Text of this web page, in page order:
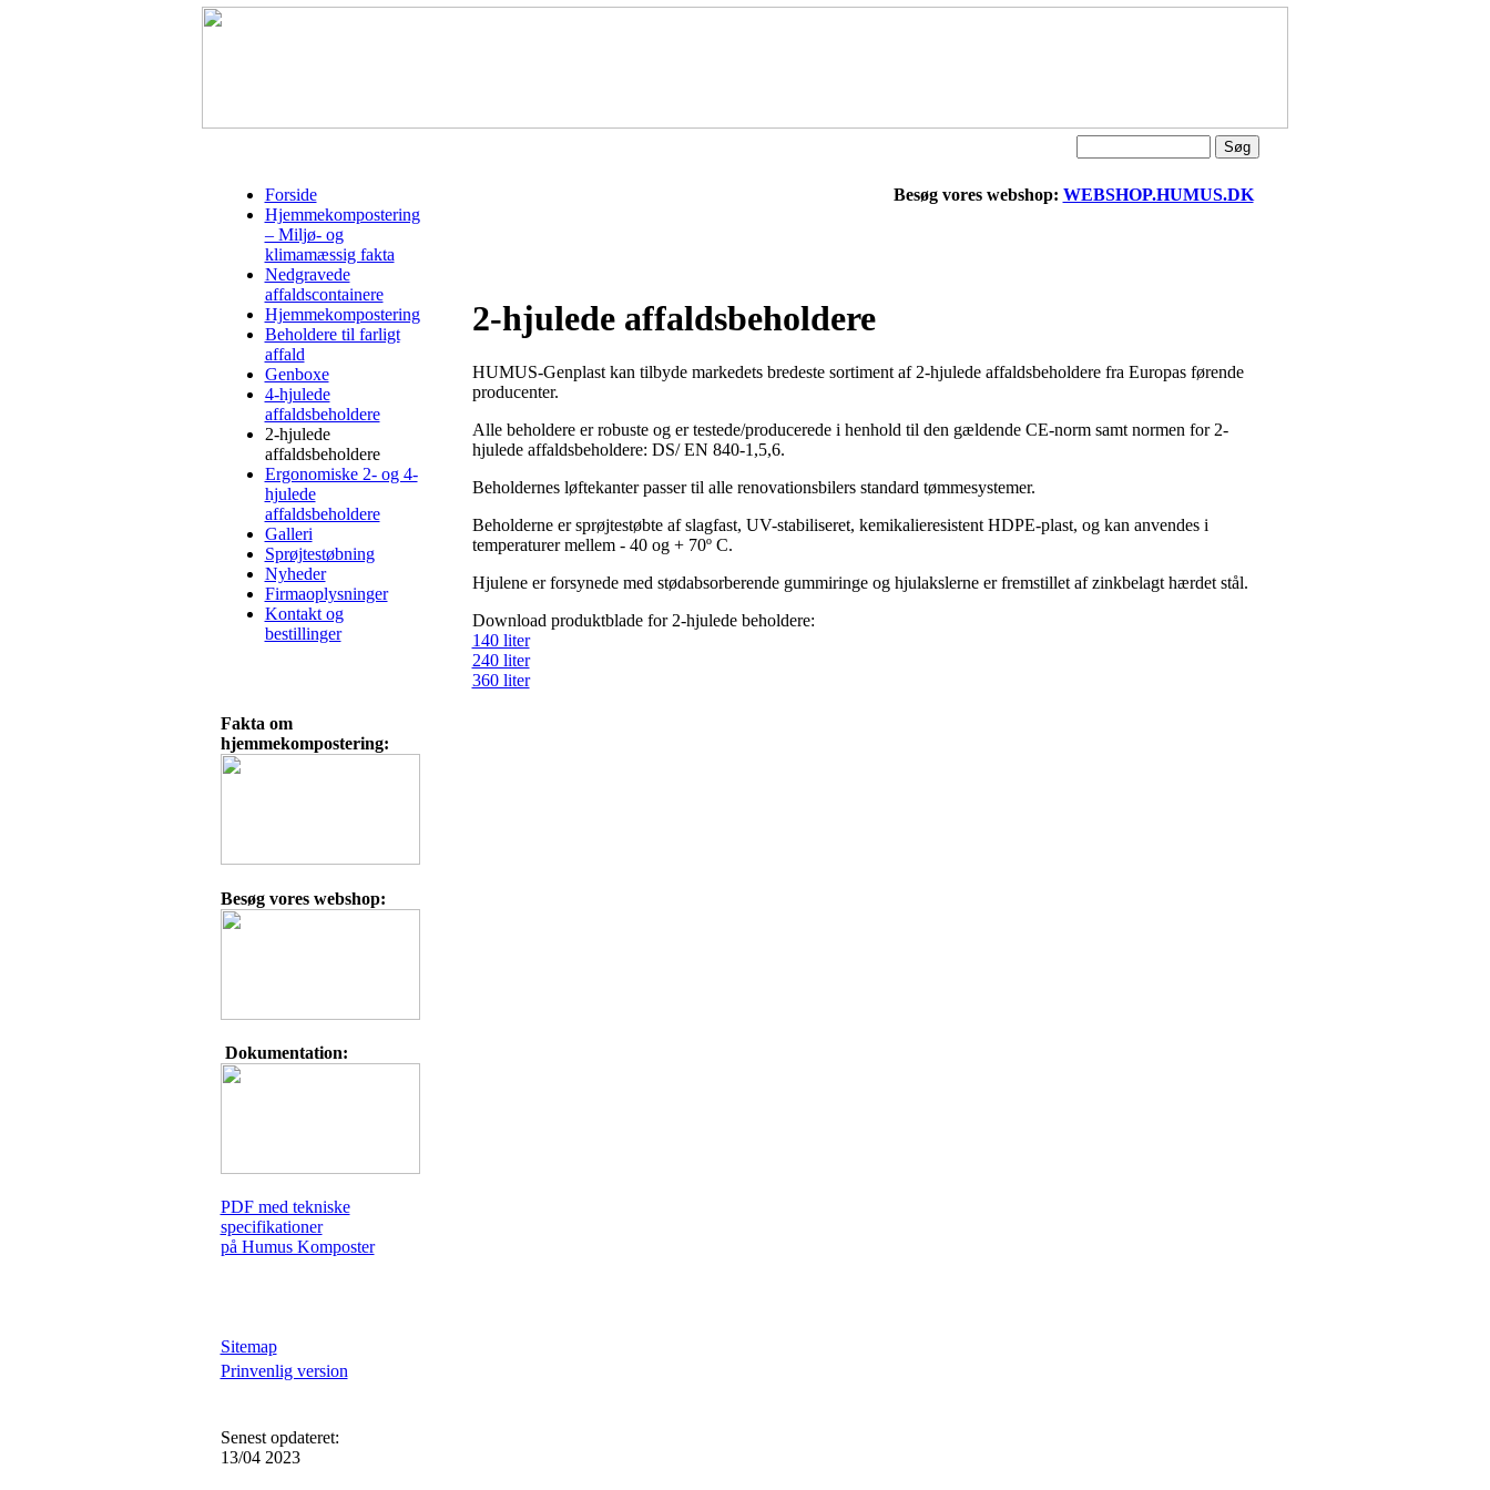
Forside
Hjemmekompostering
– Miljø- og
klimamæssig fakta
Nedgravede
affaldscontainere
Hjemmekompostering
Beholdere til farligt
affald
Genboxe
4-hjulede
affaldsbeholdere
2-hjulede
affaldsbeholdere
Ergonomiske 2- og 4-
hjulede
affaldsbeholdere
Galleri
Sprøjtestøbning
Nyheder
Firmaoplysninger
Kontakt og
bestillinger
Fakta om
hjemmekompostering:
Besøg vores webshop:
Dokumentation:
PDF med tekniske
specifikationer
på Humus Komposter
Sitemap
Prinvenlig version
Senest opdateret:
13/04 2023
Besøg vores webshop: WEBSHOP.HUMUS.DK
2-hjulede affaldsbeholdere
HUMUS-Genplast kan tilbyde markedets bredeste sortiment af 2-hjulede affaldsbeholdere fra Europas førende
producenter.
Alle beholdere er robuste og er testede/producerede i henhold til den gældende CE-norm samt normen for 2-
hjulede affaldsbeholdere: DS/ EN 840-1,5,6.
Beholdernes løftekanter passer til alle renovationsbilers standard tømmesystemer.
Beholderne er sprøjtestøbte af slagfast, UV-stabiliseret, kemikalieresistent HDPE-plast, og kan anvendes i
temperaturer mellem - 40 og + 70º C.
Hjulene er forsynede med stødabsorberende gummiringe og hjulakslerne er fremstillet af zinkbelagt hærdet stål.
Download produktblade for 2-hjulede beholdere:
140 liter
240 liter
360 liter